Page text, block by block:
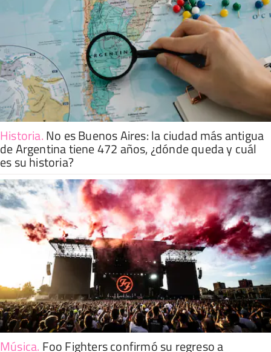
Historia.No es Buenos Aires: la ciudad más antigua
de Argentina tiene 472 años, ¿dónde queda y cuál
es su historia?
Música. Foo Fighters confirmó su regreso a